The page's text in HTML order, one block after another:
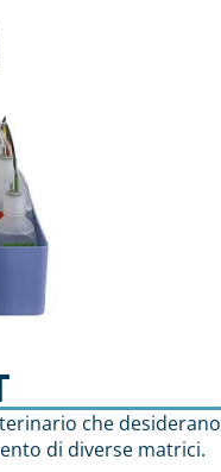
che desiderano
di diverse matrici.